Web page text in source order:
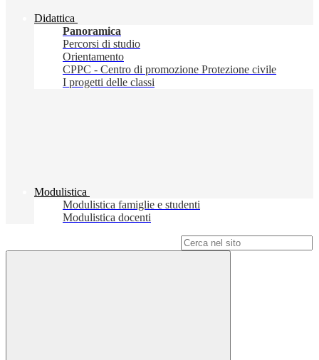
Didattica
Panoramica
Percorsi di studio
Orientamento
CPPC - Centro di promozione Protezione civile
I progetti delle classi
Modulistica
Modulistica famiglie e studenti
Modulistica docenti